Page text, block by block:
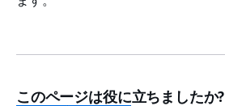
このページは役に立ちましたか?